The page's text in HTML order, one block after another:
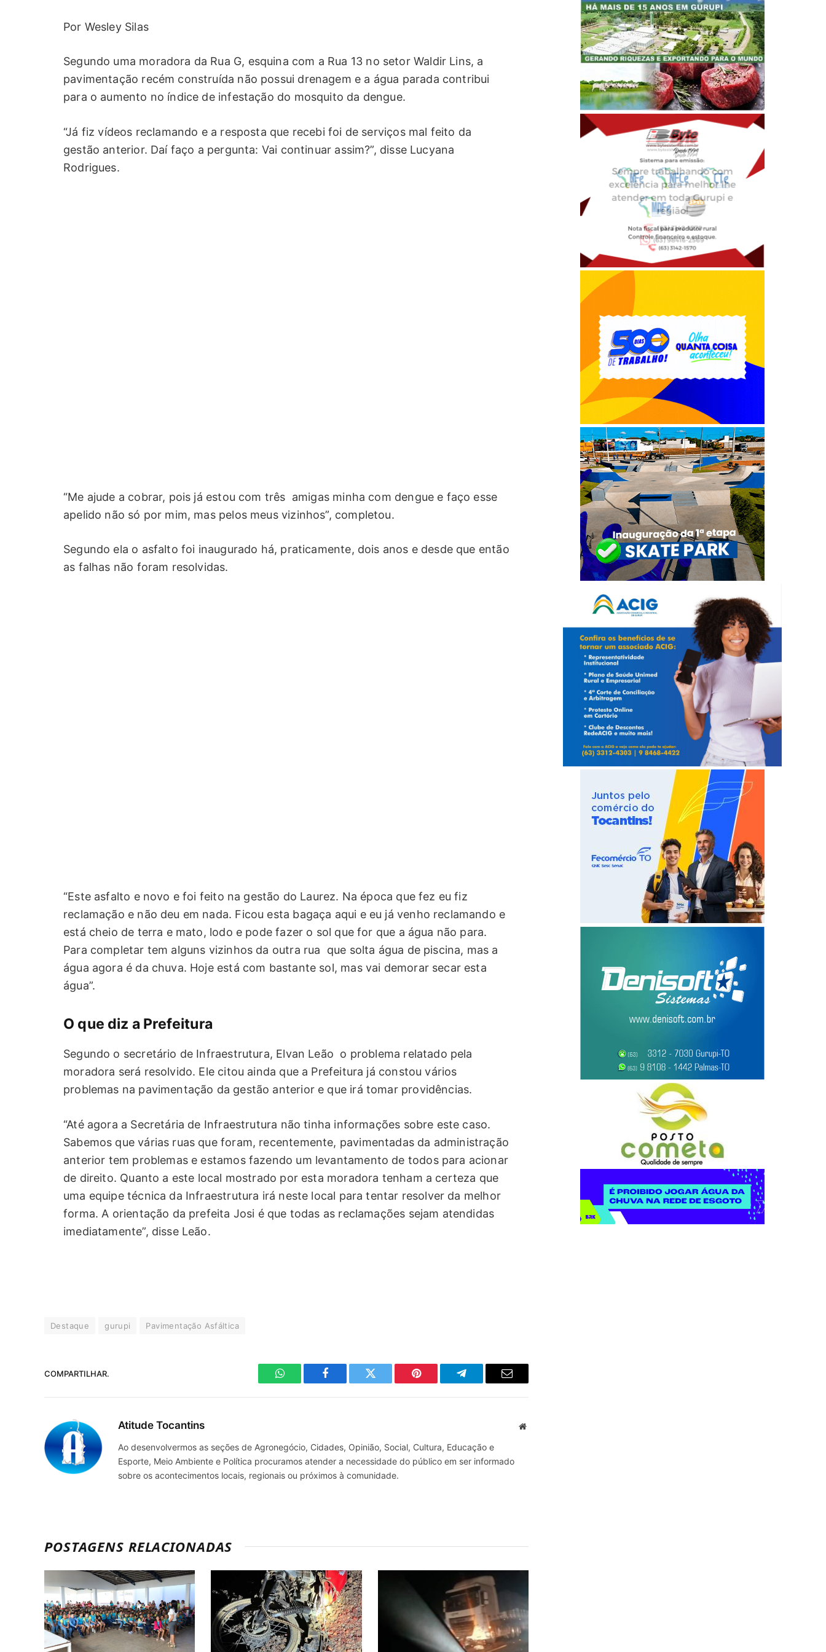
Por Wesley Silas
Segundo uma moradora da Rua G, esquina com a Rua 13 no setor Waldir Lins, a
pavimentação recém construída não possui drenagem e a água parada contribui
para o aumento no índice de infestação do mosquito da dengue.
“Já fiz vídeos reclamando e a resposta que recebi foi de serviços mal feito da
gestão anterior. Daí faço a pergunta: Vai continuar assim?”, disse Lucyana
Rodrigues.
“Me ajude a cobrar, pois já estou com três amigas minha com dengue e faço esse
apelido não só por mim, mas pelos meus vizinhos”, completou.
Segundo ela o asfalto foi inaugurado há, praticamente, dois anos e desde que então
as falhas não foram resolvidas.
“Este asfalto e novo e foi feito na gestão do Laurez. Na época que fez eu fiz
reclamação e não deu em nada. Ficou esta bagaça aqui e eu já venho reclamando e
está cheio de terra e mato, lodo e pode fazer o sol que for que a água não para.
Para completar tem alguns vizinhos da outra rua que solta água de piscina, mas a
água agora é da chuva. Hoje está com bastante sol, mas vai demorar secar esta
água”.
O que diz a Prefeitura
Segundo o secretário de Infraestrutura, Elvan Leão o problema relatado pela
moradora será resolvido. Ele citou ainda que a Prefeitura já constou vários
problemas na pavimentação da gestão anterior e que irá tomar providências.
“Até agora a Secretária de Infraestrutura não tinha informações sobre este caso.
Sabemos que várias ruas que foram, recentemente, pavimentadas da administração
anterior tem problemas e estamos fazendo um levantamento de todos para acionar
de direito. Quanto a este local mostrado por esta moradora tenham a certeza que
uma equipe técnica da Infraestrutura irá neste local para tentar resolver da melhor
forma. A orientação da prefeita Josi é que todas as reclamações sejam atendidas
imediatamente”, disse Leão.
Destaque gurupi Pavimentação Asfáltica
COMPARTILHAR.
WhatsAppFacebook Twitter Pinterest TelegramaE-
Atitude Tocantins Site
Ao desenvolvermos as seções de Agronegócio, Cidades, Opinião, Social, Cultura, Educação e
Esporte, Meio Ambiente e Política procuramos atender a necessidade do público em ser informado
sobre os acontecimentos locais, regionais ou próximos à comunidade.
POSTAGENS RELACIONADAS